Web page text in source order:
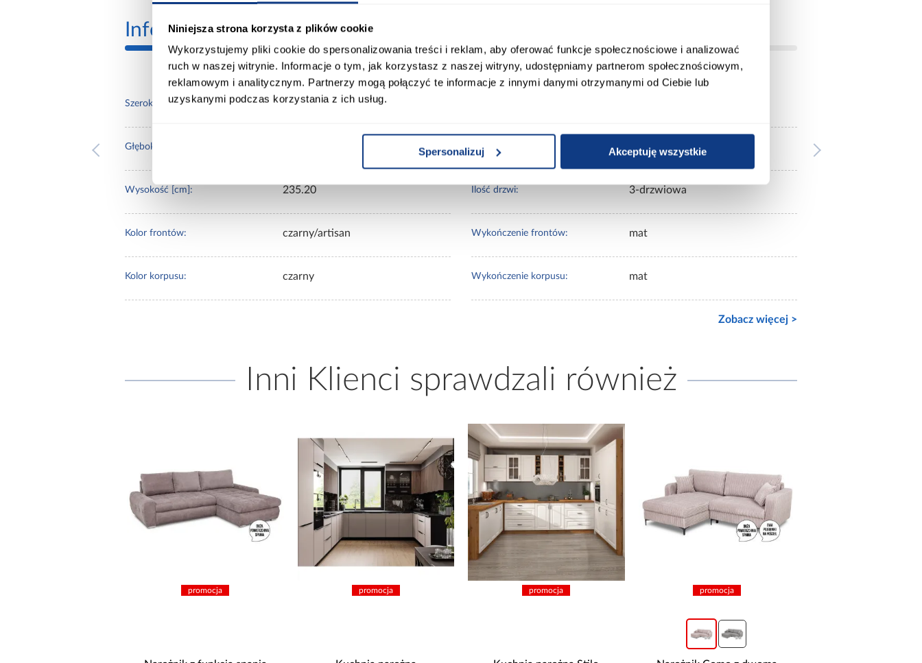
Niniejsza strona korzysta z plików cookie
Wykorzystujemy pliki cookie do spersonalizowania treści i reklam, aby oferować funkcje społecznościowe i analizować
ruch w naszej witrynie. Informacje o tym, jak korzystasz z naszej witryny, udostępniamy partnerom społecznościowym,
reklamowym i analitycznym. Partnerzy mogą połączyć te informacje z innymi danymi otrzymanymi od Ciebie lub
uzyskanymi podczas korzystania z ich usług.
Spersonalizuj Akceptuję wszystkie
Informacje Transport Informacje o produkcie
Szerokość [cm]: 170.00
Głębokość [cm]:
Wysokość [cm]: 235.20
Kolor frontów: czarny/artisan
Kolor korpusu: czarny
Lustro: bez lustra
Ilość drzwi: 3-drzwiowa
Wykończenie frontów: mat
Wykończenie korpusu: mat
Zobacz więcej >
Inni Klienci sprawdzali również
promocja promocja promocja promocja